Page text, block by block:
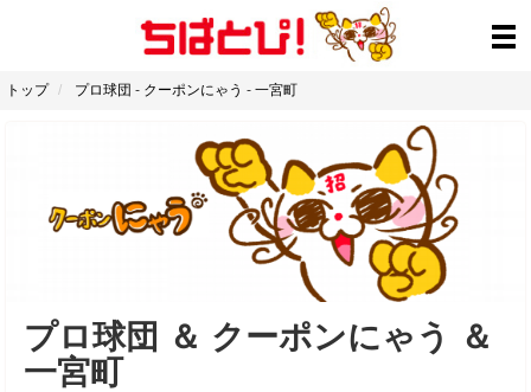
トップ プロ球団 - クーポンにゃう - 一宮町
プロ球団 ＆ クーポンにゃう
＆
一宮町